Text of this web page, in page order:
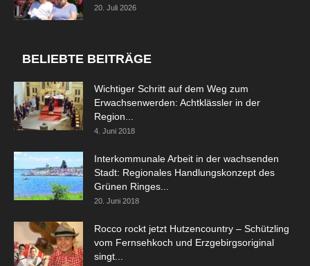
20. Juli 2026
BELIEBTE BEITRÄGE
Wichtiger Schritt auf dem Weg zum
Erwachsenwerden: Achtklässler in der
Region...
4. Juni 2018
Interkommunale Arbeit in der wachsenden
Stadt: Regionales Handlungskonzept des
Grünen Ringes...
20. Juni 2018
Rocco rockt jetzt Hutzencountry – Schützling
vom Fernsehkoch und Erzgebirgsoriginal
singt...